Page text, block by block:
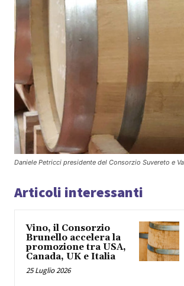
Daniele Petricci presidente del Consorzio Suvereto e
Articoli interessanti
Vino, il Consorzio
Brunello accelera la
promozione tra USA,
Canada, UK e Italia
25 Luglio 2026